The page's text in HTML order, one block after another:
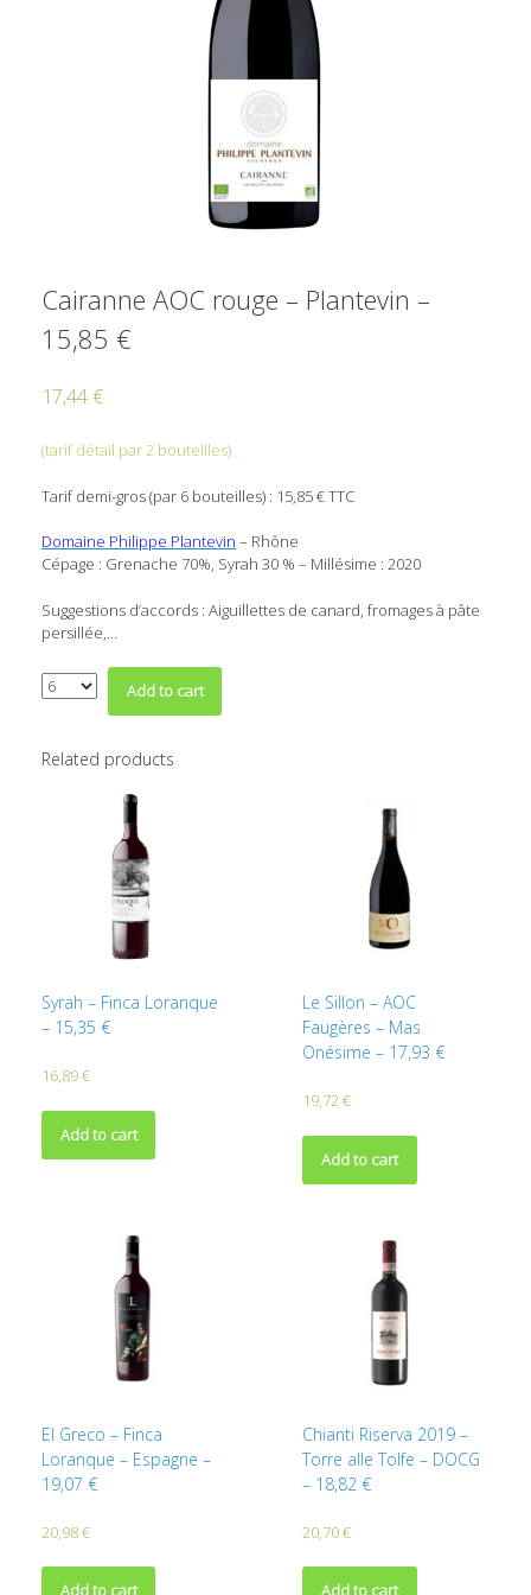
Cairanne AOC rouge – Plantevin –
15,85 €
17,44€
(tarif détail par 2 bouteilles)
Tarif demi-gros (par 6 bouteilles) : 15,85 € TTC
Domaine Philippe Plantevin – Rhône
Cépage : Grenache 70%, Syrah 30 % – Millésime : 2020
Suggestions d’accords : Aiguillettes de canard, fromages à pâte
persillée,…
Quantity
Add to cart
Related products
Syrah – Finca Loranque
– 15,35 €
16,89€
Add to cart
Le Sillon – AOC
Faugères – Mas
Onésime – 17,93 €
19,72€
Add to cart
El Greco – Finca
Loranque – Espagne –
19,07 €
20,98€
Chianti Riserva 2019 –
Torre alle Tolfe – DOCG
– 18,82 €
20,70€